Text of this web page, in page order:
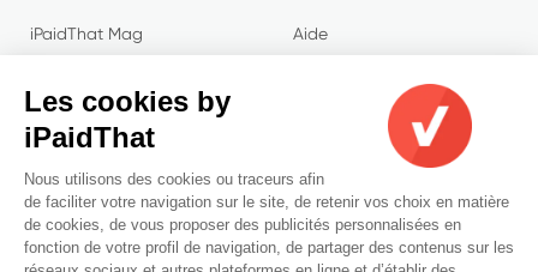
Les cookies by
iPaidThat
Nous utilisons des cookies ou traceurs afin
de faciliter votre navigation sur le site, de retenir vos choix en matière
de cookies, de vous proposer des publicités personnalisées en
fonction de votre profil de navigation, de partager des contenus sur les
iPaidThat Mag
Comptabilité
Conseils
Aide
Termes & conditions
Politique de confidentialité